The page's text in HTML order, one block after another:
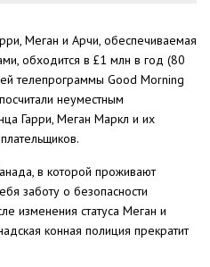
Меган и Арчи, обеспечиваемая
обходится в £1 млн в год (80
телепрограммы Good Morning
неуместным
Гарри, Меган Маркл и их
в которой проживают
заботу о безопасности
изменения статуса Меган и
конная полиция прекратит